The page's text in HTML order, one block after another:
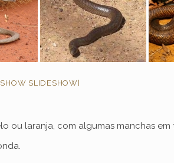
[SHOW SLIDESHOW]
ou laranja, com algumas manchas em